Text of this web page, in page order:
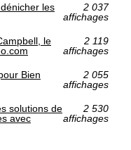
les
2 037
affichages
le
2 119
affichages
Bien
2 055
affichages
solutions de
avec
2 530
affichages